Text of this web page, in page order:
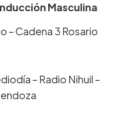
Masculina
– Cadena 3 Rosario
– Radio Nihuil –